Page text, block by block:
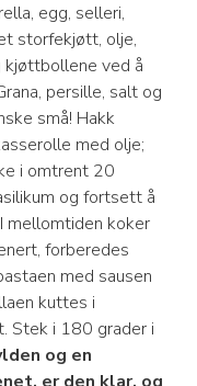
egg, selleri,
storfekjøtt, olje,
kjøttbollene ved å
persille, salt og
små! Hakk
med olje;
i omtrent 20
og fortsett å
mellomtiden koker
forberedes
med sausen
kuttes i
Stek i 180 grader i
og en